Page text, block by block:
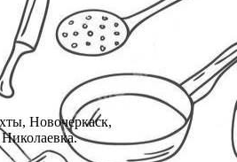
Новочеркаск,